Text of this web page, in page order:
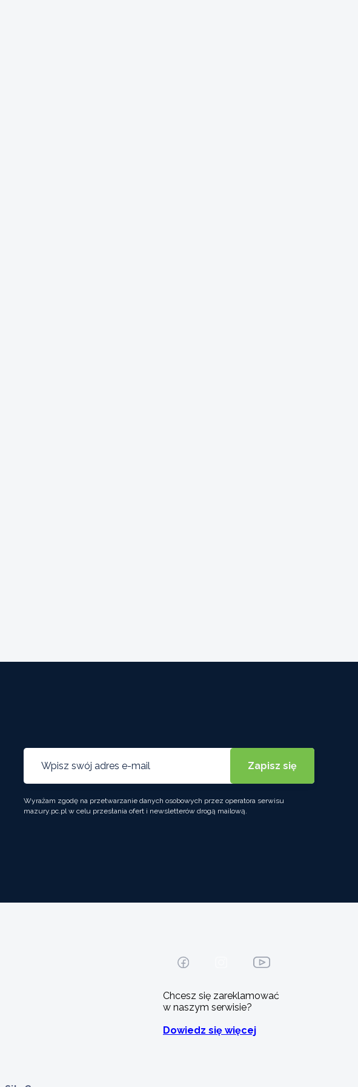
Wyrażam zgodę na przetwarzanie danych osobowych przez operatora serwisu
mazury.pc.pl w celu przesłania ofert i newsletterów drogą mailową.
Chcesz się zareklamować
w naszym serwisie?
Dowiedz się więcej